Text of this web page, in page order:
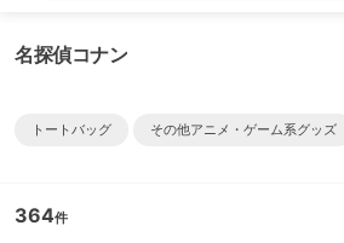
名探偵コナン
トートバッグ その他アニメ・ゲーム系グッズ
364